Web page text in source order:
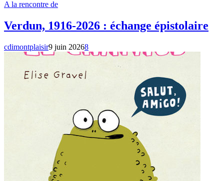
A la rencontre de
Verdun, 1916-2026 : échange épistolaire
cdimontplaisir9 juin 20268